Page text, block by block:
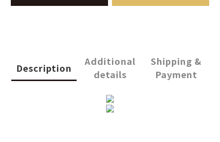
Description
Additional
details
Shipping &
Payment